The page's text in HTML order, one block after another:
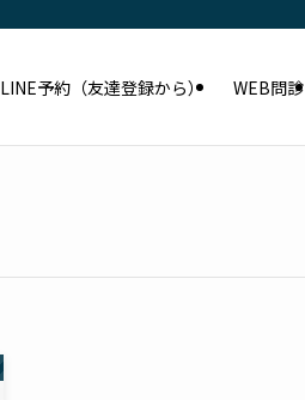
LINE予約（友達登録から） WEB問診